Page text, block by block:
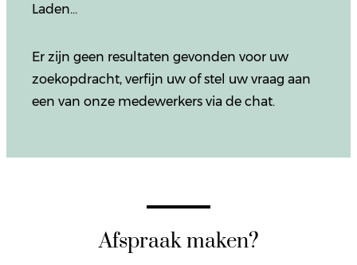
Laden…
Er zijn geen resultaten gevonden voor uw
zoekopdracht, verfijn uw of stel uw vraag aan
een van onze medewerkers via de chat.
Afspraak maken?